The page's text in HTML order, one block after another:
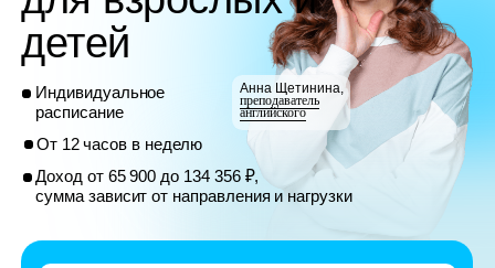
Индивидуальное
расписание
От 12 часов в неделю
Доход от 65 900 до 134 356 ₽,
сумма зависит от направления и нагрузки
Анна Щетинина,
преподаватель